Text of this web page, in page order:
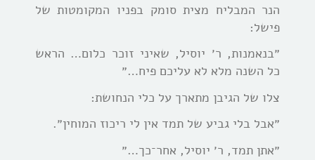
הנר המבליח מצית סומק בפניו המקומטות של
פישל:
״בנאמנות, ר׳ יוסיל, שאיני זוכר כלום… הראש
כל השנה מלא לא עליכם פיח…״
צלו של הגיבן מתארך על כלי הנחושת:
״אבל בלי גביע של תמד אין לי ריכוז המוחין״.
״אתן תמד, ר׳ יוסיל, אחר־כך…״